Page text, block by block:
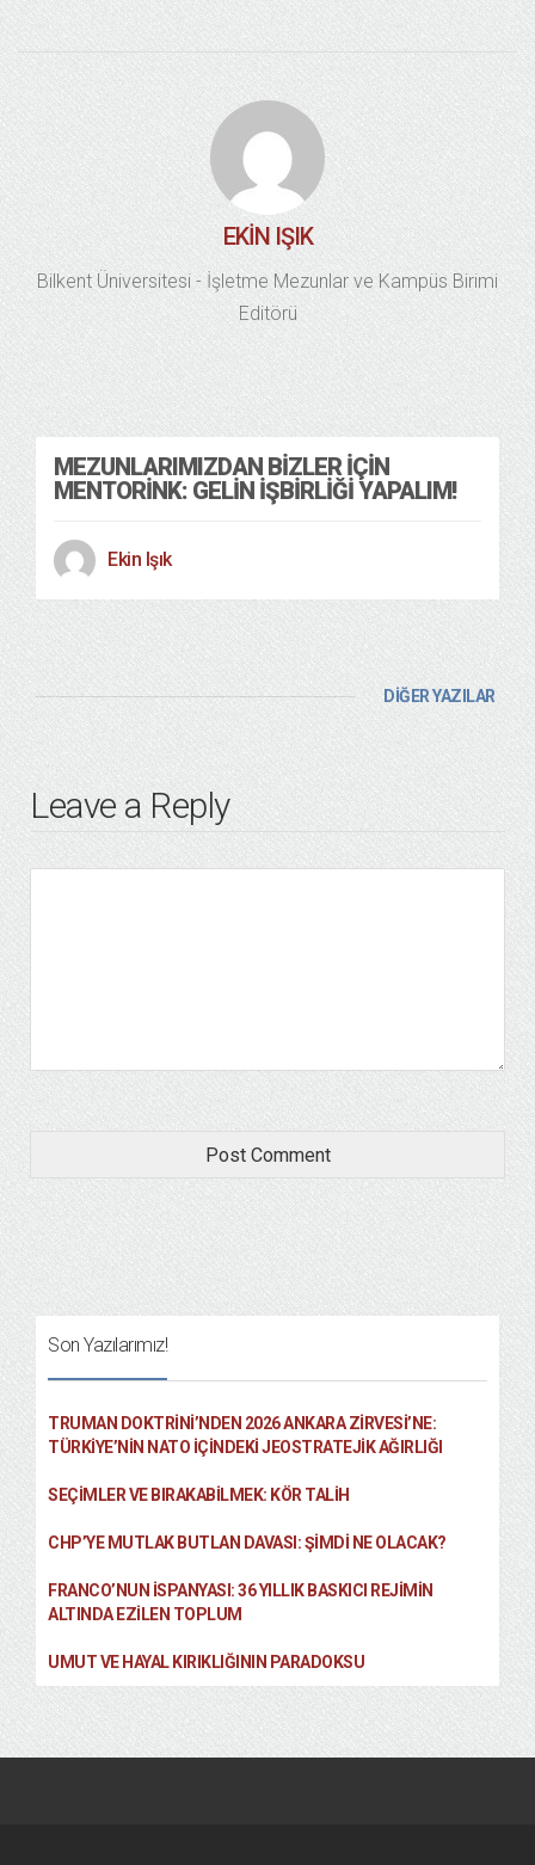
EKIN IŞIK
Bilkent Üniversitesi - İşletme Mezunlar ve Kampüs Birimi
Editörü
MEZUNLARIMIZDAN BIZLER İÇIN
MENTORINK: GELIN İŞBIRLIĞI YAPALIM!
Ekin Işık
DİĞER YAZILAR
Leave a Reply
Son Yazılarımız!
TRUMAN DOKTRINI’NDEN 2026 ANKARA ZIRVESI’NE:
TÜRKIYE’NIN NATO İÇINDEKI JEOSTRATEJIK AĞIRLIĞI
SEÇIMLER VE BIRAKABILMEK: KÖR TALIH
CHP’YE MUTLAK BUTLAN DAVASI: ŞİMDİ NE OLACAK?
FRANCO’NUN İSPANYASI: 36 YILLIK BASKICI REJIMIN
ALTINDA EZILEN TOPLUM
UMUT VE HAYAL KIRIKLIĞININ PARADOKSU